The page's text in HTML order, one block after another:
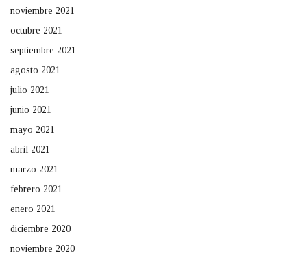
noviembre 2021
octubre 2021
septiembre 2021
agosto 2021
julio 2021
junio 2021
mayo 2021
abril 2021
marzo 2021
febrero 2021
enero 2021
diciembre 2020
noviembre 2020